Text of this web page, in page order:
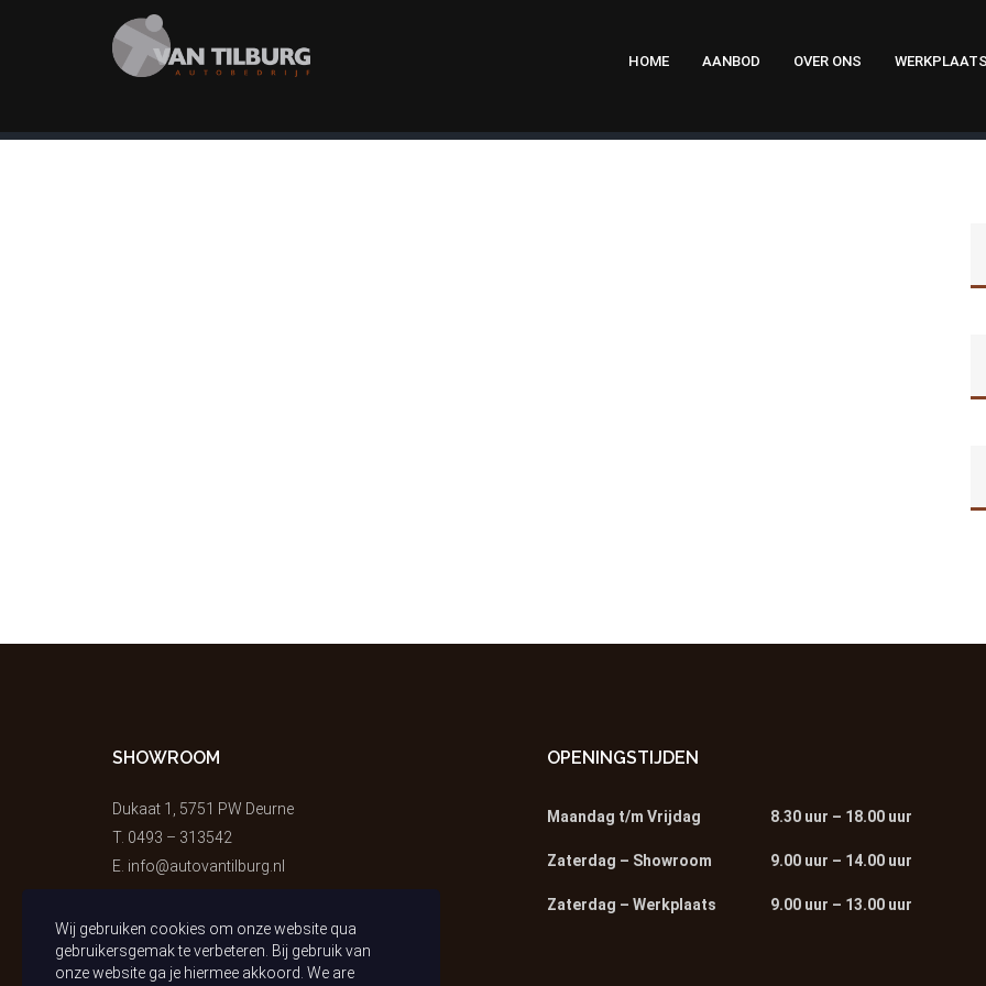
HOME AANBOD OVER ONS WERKPLAATS
SHOWROOM
Dukaat 1, 5751 PW Deurne
T. 0493 – 313542
E. info@autovantilburg.nl
OPENINGSTIJDEN
Maandag t/m Vrijdag 8.30 uur – 18.00 uur
Zaterdag – Showroom 9.00 uur – 14.00 uur
Zaterdag – Werkplaats
9.00 uur – 13.00 uur
Wij gebruiken cookies om onze website qua
gebruikersgemak te verbeteren. Bij gebruik van
onze website ga je hiermee akkoord. We are